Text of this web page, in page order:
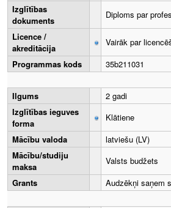
Izglītības
dokuments
Diploms par
Licence /
akreditācija
Vairāk par
Programmas kods
35b211031
Ilgums
2 gadi
Izglītības ieguves
forma
Klātiene
Mācību valoda
latviešu (LV)
Mācību/studiju
maksa
Valsts budžets
Grants
Audzēkņi saņem